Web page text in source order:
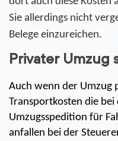
Sie allerdings nicht
Belege einzureichen.
Privater Umzug
Auch wenn der Umzug
Transportkosten die
Umzugsspedition für
anfallen bei der